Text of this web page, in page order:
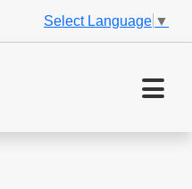
Select Language ▼